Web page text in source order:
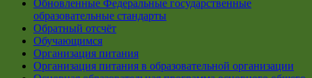
Обновленные Федеральные государственные
образовательные стандарты
Обратный отсчёт
Обучающимся
Организация питания
Организация питания в образовательной организации